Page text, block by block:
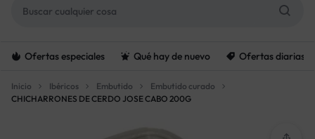
Ofertas especiales Qué hay de nuevo Ofertas diarias
Inicio Ibéricos Embutido
Embutido curado
CHICHARRONES DE CERDO JOSE CABO 200G